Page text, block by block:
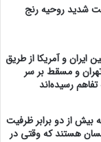
افت شدید روحیه رنج
ایران و آمریکا از طریق
و مسقط بر سر
رسیده‌اند
از دو برابر ظرفیت
هستند که وقتی در